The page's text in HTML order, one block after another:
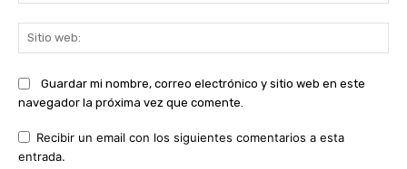
Guardar mi nombre, correo electrónico y sitio web en este
navegador la próxima vez que comente.
Recibir un email con los siguientes comentarios a esta
entrada.